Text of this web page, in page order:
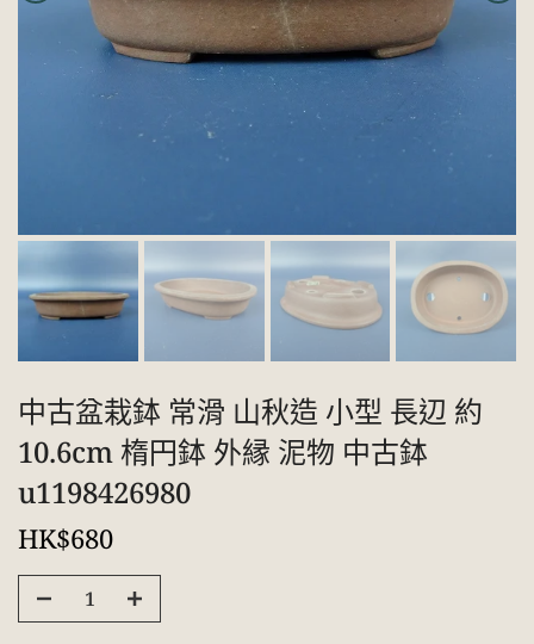
中古盆栽鉢 常滑 山秋造 小型 長辺 約
10.6cm 楕円鉢 外縁 泥物 中古鉢
u1198426980
HK$680